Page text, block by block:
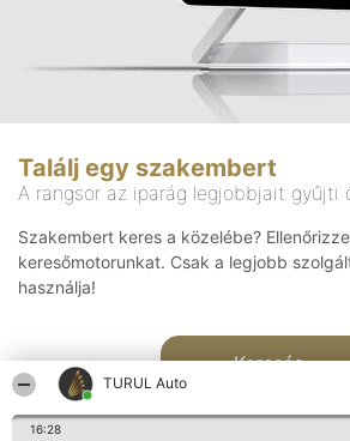
TURUL Auto
16:28
Találj egy szakembert
A rangsor az iparág legjobbjait gyűjti
Szakembert keres a közelébe? Ellenőrizze
keresőmotorunkat. Csak a legjobb
használja!
Keresés